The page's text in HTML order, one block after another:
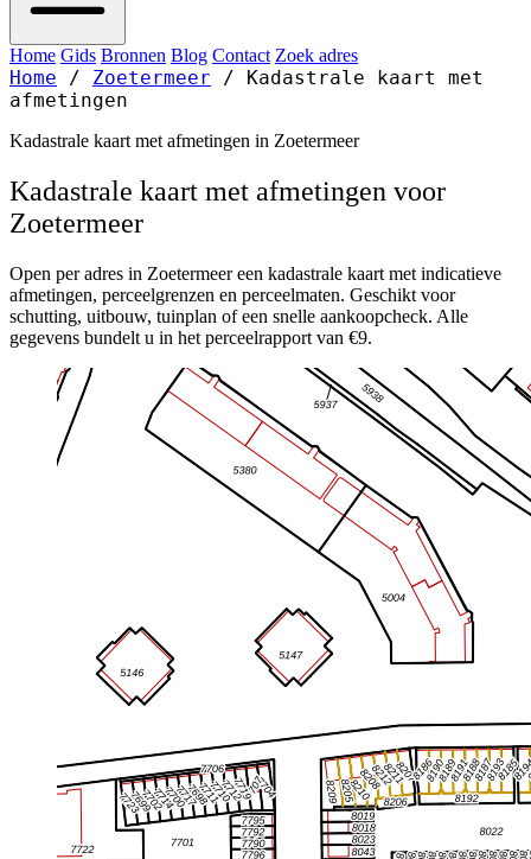
Home Gids Bronnen Blog Contact Zoek adres
Home / Zoetermeer /
Kadastrale kaart met
afmetingen
Kadastrale kaart met afmetingen in Zoetermeer
Kadastrale kaart met afmetingen voor
Zoetermeer
Open per adres in Zoetermeer een kadastrale kaart met indicatieve
afmetingen, perceelgrenzen en perceelmaten. Geschikt voor
schutting, uitbouw, tuinplan of een snelle aankoopcheck. Alle
gegevens bundelt u in het perceelrapport van €9.